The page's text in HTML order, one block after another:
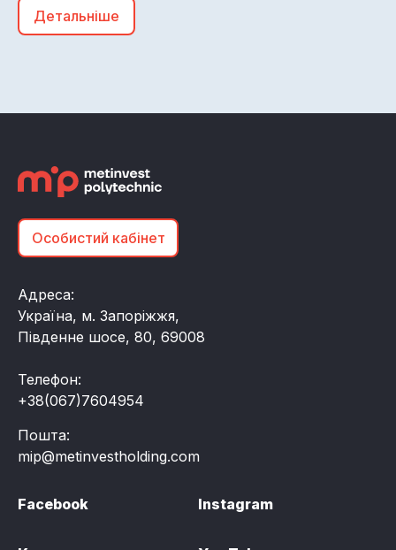
Детальніше
Особистий кабінет
Адреса:
Україна, м. Запоріжжя,
Південне шосе, 80, 69008
Телефон:
+38(067)7604954
Пошта:
mip@metinvestholding.com
Facebook Instagram